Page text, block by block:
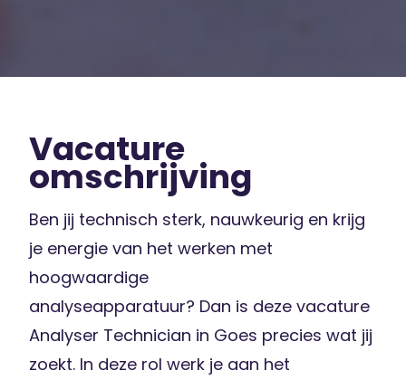
Vacature
omschrijving
Ben jij technisch sterk, nauwkeurig en krijg
je energie van het werken met
hoogwaardige
analyseapparatuur? Dan is deze vacature
Analyser Technician in Goes precies wat jij
zoekt. In deze rol werk je aan het